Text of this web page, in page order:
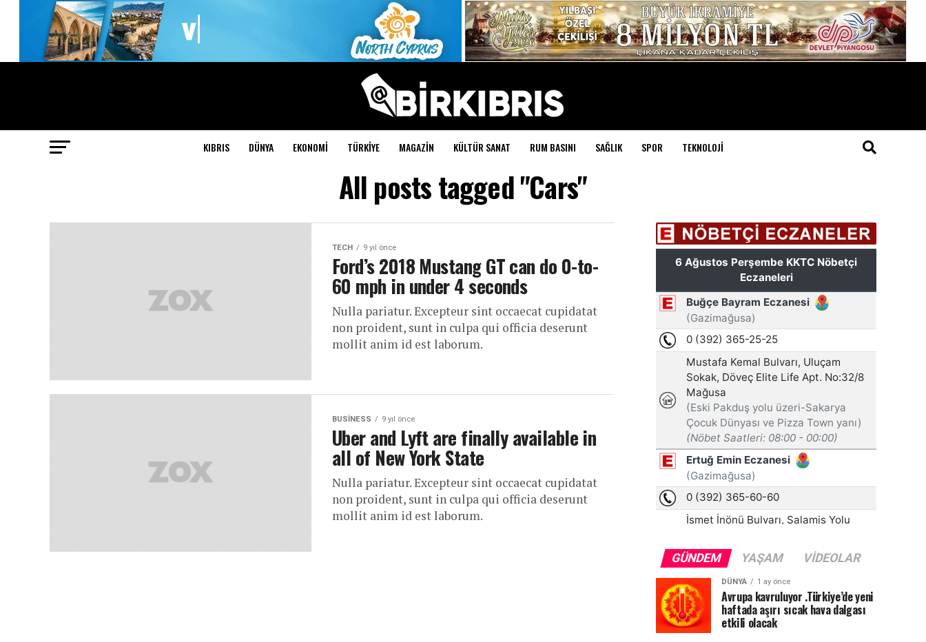
KIBRIS DÜNYA EKONOMI TÜRKIYE MAGAZIN KÜLTÜR SANAT RUM BASINI SAĞLIK SPOR TEKNOLOJI
All posts tagged "Cars"
TECH 9 yıl önce
Ford’s 2018 Mustang GT can do 0-to-
60 mph in under 4 seconds
Nulla pariatur. Excepteur sint occaecat cupidatat
non proident, sunt in culpa qui officia deserunt
mollit anim id est laborum.
BUSINESS 9 yıl önce
Uber and Lyft are finally available in
all of New York State
Nulla pariatur. Excepteur sint occaecat cupidatat
non proident, sunt in culpa qui officia deserunt
mollit anim id est laborum.
GÜNDEM YAŞAM VIDEOLAR
DÜNYA 1 ay önce
Avrupa kavruluyor .Türkiye’de yeni
haftada aşırı sıcak hava dalgası
etkili olacak